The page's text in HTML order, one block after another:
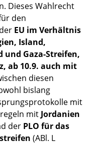
Dieses Wahlrecht
den
EU im Verhältnis
Island,
und Gaza-Streifen,
ab 10.9. auch mit
diesen
bislang
mit
mit Jordanien
der PLO für das
(ABl. L